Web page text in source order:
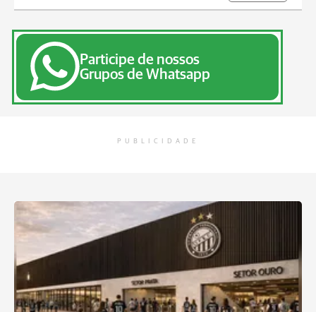
Participe de nossos
Grupos de Whatsapp
PUBLICIDADE